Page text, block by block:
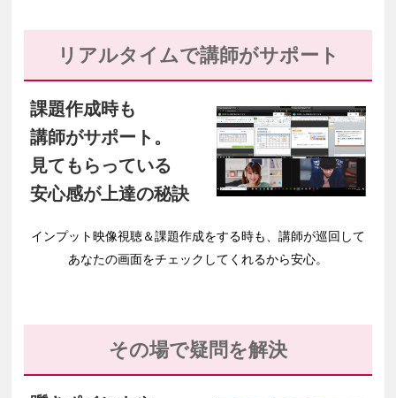
リアルタイムで講師がサポート
課題作成時も
講師がサポート。
見てもらっている
安心感が上達の秘訣
インプット映像視聴＆課題作成をする時も、 講師が巡回して
あなたの画面をチェックしてくれるから安心。
その場で疑問を解決